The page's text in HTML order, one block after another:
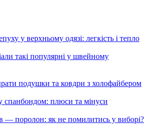
у верхньому одязі: легкість і тепло
такі популярні у швейному
подушки та ковдри з холофайбером
спанбондом: плюси та мінуси
— поролон: як не помилитись у виборі?